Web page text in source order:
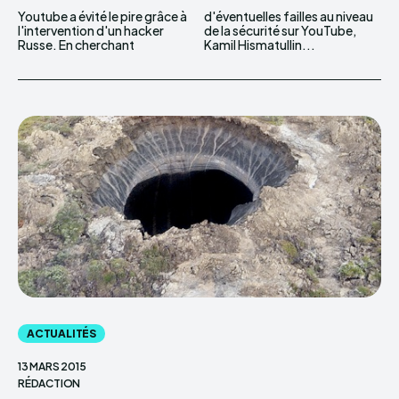
Youtube a évité le pire grâce à
l'intervention d'un hacker
Russe. En cherchant
d'éventuelles failles au niveau
de la sécurité sur YouTube,
Kamil Hismatullin...
ACTUALITÉS
13 MARS 2015
RÉDACTION